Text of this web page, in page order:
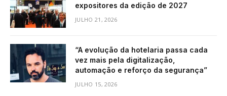
expositores da edição de 2027
JULHO 21, 2026
“A evolução da hotelaria passa cada
vez mais pela digitalização,
automação e reforço da segurança”
JULHO 15, 2026